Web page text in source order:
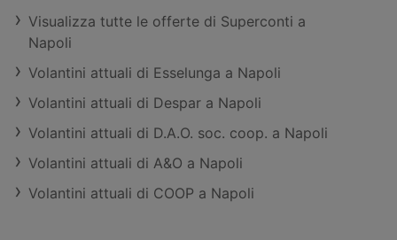
Visualizza tutte le offerte di Superconti a
Napoli
Volantini attuali di Esselunga a Napoli
Volantini attuali di Despar a Napoli
Volantini attuali di D.A.O. soc. coop. a Napoli
Volantini attuali di A&O a Napoli
Volantini attuali di COOP a Napoli